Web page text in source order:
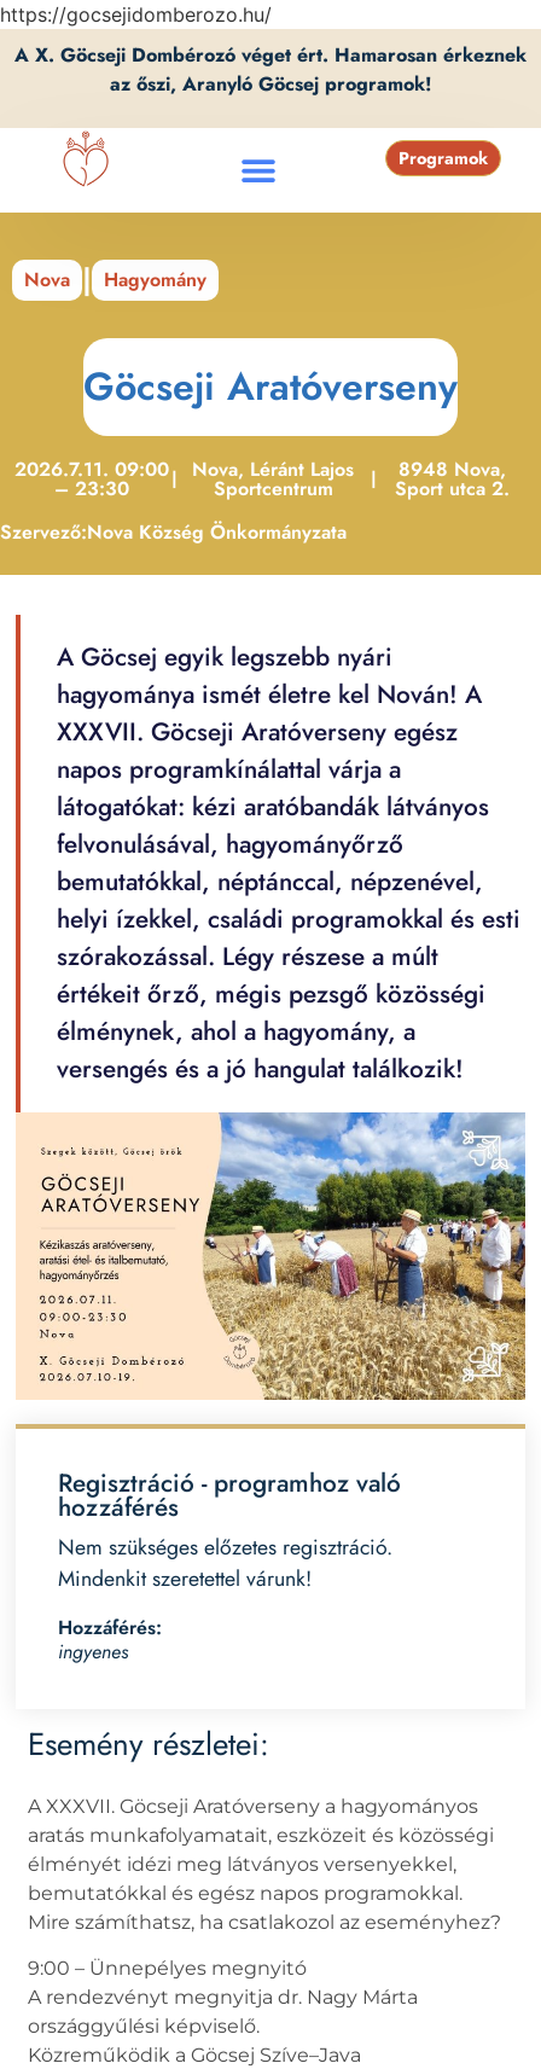
https://gocsejidomberozo.hu/
A X. Göcseji Dombérozó véget ért. Hamarosan érkeznek
az őszi, Aranyló Göcsej programok!
Programok
Nova | Hagyomány
Göcseji Aratóverseny
2026.7.11. 09:00
– 23:30 | Nova, Léránt Lajos
Sportcentrum | 8948 Nova,
Sport utca 2.
Szervező:Nova Község Önkormányzata
A Göcsej egyik legszebb nyári
hagyománya ismét életre kel Nován! A
XXXVII. Göcseji Aratóverseny egész
napos programkínálattal várja a
látogatókat: kézi aratóbandák látványos
felvonulásával, hagyományőrző
bemutatókkal, néptánccal, népzenével,
helyi ízekkel, családi programokkal és esti
szórakozással. Légy részese a múlt
értékeit őrző, mégis pezsgő közösségi
élménynek, ahol a hagyomány, a
versengés és a jó hangulat találkozik!
Regisztráció - programhoz való
hozzáférés
Nem szükséges előzetes regisztráció.
Mindenkit szeretettel várunk!
Hozzáférés:
ingyenes
Esemény részletei:
A XXXVII. Göcseji Aratóverseny a hagyományos
aratás munkafolyamatait, eszközeit és közösségi
élményét idézi meg látványos versenyekkel,
bemutatókkal és egész napos programokkal.
Mire számíthatsz, ha csatlakozol az eseményhez?
9:00 – Ünnepélyes megnyitó
A rendezvényt megnyitja dr. Nagy Márta
országgyűlési képviselő.
Közreműködik a Göcsej Szíve–Java